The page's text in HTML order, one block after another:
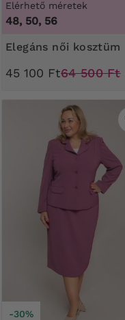
Elérhető méretek
48, 50, 56
Elegáns női kosztüm
45 100 Ft64 500 Ft
-30%